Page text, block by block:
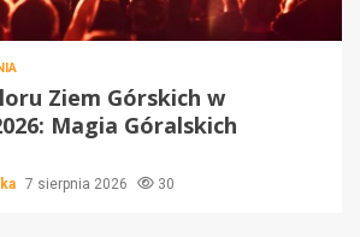
Ziem Górskich w
Magia Góralskich
7 sierpnia 2026 30